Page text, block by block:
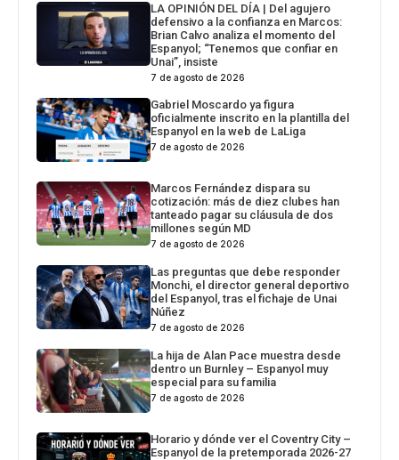
LA OPINIÓN DEL DÍA | Del agujero
defensivo a la confianza en Marcos:
Brian Calvo analiza el momento del
Espanyol; “Tenemos que confiar en
Unai”, insiste
7 de agosto de 2026
Gabriel Moscardo ya figura
oficialmente inscrito en la plantilla del
Espanyol en la web de LaLiga
7 de agosto de 2026
Marcos Fernández dispara su
cotización: más de diez clubes han
tanteado pagar su cláusula de dos
millones según MD
7 de agosto de 2026
Las preguntas que debe responder
Monchi, el director general deportivo
del Espanyol, tras el fichaje de Unai
Núñez
7 de agosto de 2026
La hija de Alan Pace muestra desde
dentro un Burnley – Espanyol muy
especial para su familia
7 de agosto de 2026
Horario y dónde ver el Coventry City –
Espanyol de la pretemporada 2026-27